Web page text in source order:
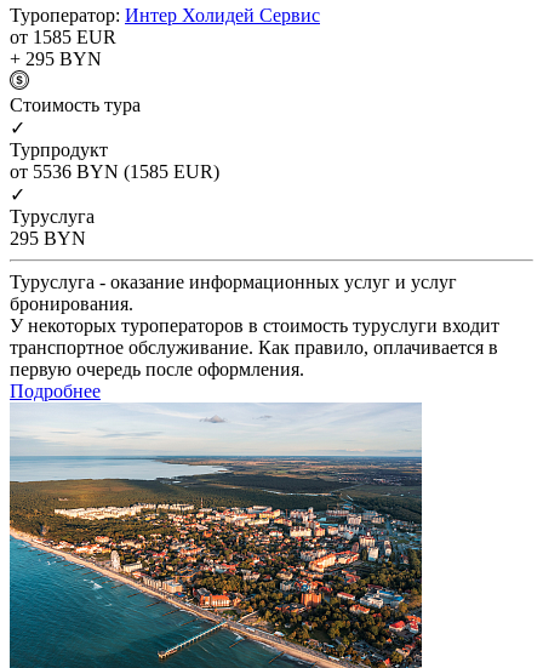
Туроператор: Интер Холидей Сервис
от 1585 EUR
+ 295 BYN
Cтоимость тура
✓
Турпродукт
от 5536 BYN (1585 EUR)
✓
Туруслуга
295 BYN
Туруслуга - оказание информационных услуг и услуг
бронирования.
У некоторых туроператоров в стоимость туруслуги входит
транспортное обслуживание. Как правило, оплачивается в
первую очередь после оформления.
Подробнее